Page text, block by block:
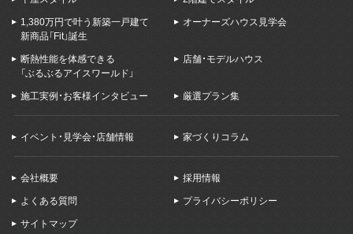
1,380万円で叶う新築一戸建て
新商品「Fit」誕生
オーナーズハウス見学会
断熱性能を体感できる
「ぶるぶるアイスワールド」
店舗・モデルハウス
施工実例・お客様インタビュー 厳選プラン集
イベント・見学会・店舗情報 家づくりコラム
会社概要 採用情報
よくある質問 プライバシーポリシー
サイトマップ